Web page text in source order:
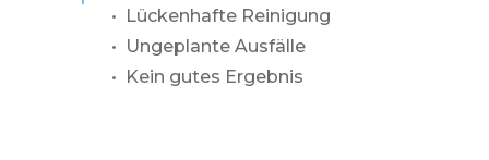
• Lückenhafte Reinigung
• Ungeplante Ausfälle
• Kein gutes Ergebnis